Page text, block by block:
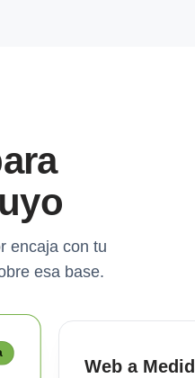
encaja con tu
esa base.
Web a